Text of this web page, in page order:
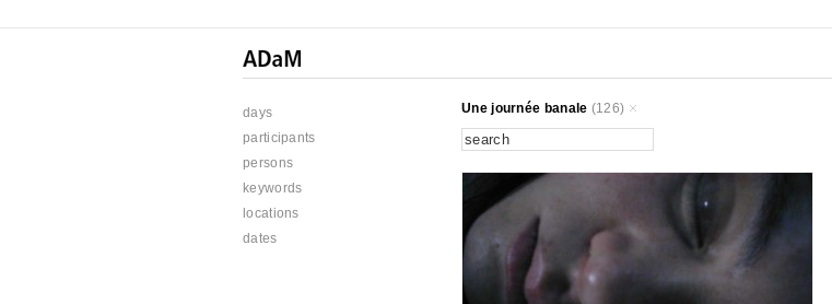
days
participants
persons
keywords
locations
dates
Une journée banale (126)